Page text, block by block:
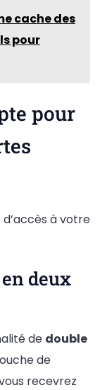
cache des
pour
pour
à votre
deux
de double
de
recevrez